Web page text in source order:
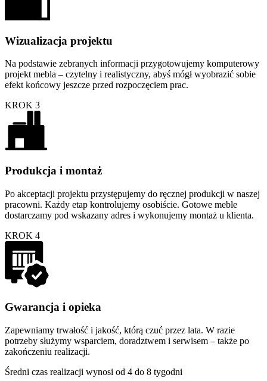
Wizualizacja projektu
Na podstawie zebranych informacji przygotowujemy komputerowy
projekt mebla – czytelny i realistyczny, abyś mógł wyobrazić sobie
efekt końcowy jeszcze przed rozpoczęciem prac.
KROK 3
Produkcja i montaż
Po akceptacji projektu przystępujemy do ręcznej produkcji w naszej
pracowni. Każdy etap kontrolujemy osobiście. Gotowe meble
dostarczamy pod wskazany adres i wykonujemy montaż u klienta.
KROK 4
Gwarancja i opieka
Zapewniamy trwałość i jakość, którą czuć przez lata. W razie
potrzeby służymy wsparciem, doradztwem i serwisem – także po
zakończeniu realizacji.
Średni czas realizacji wynosi od 4 do 8 tygodni